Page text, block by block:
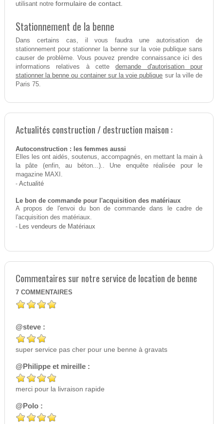
utilisant notre formulaire de contact.
Stationnement de la benne
Dans certains cas, il vous faudra une autorisation de
stationnement pour stationner la benne sur la voie publique sans
causer de problème. Vous pouvez prendre connaissance ici des
informations relatives à cettedemande d'autorisation pour
stationner la benne ou container sur la voie publique sur la ville de
Paris 75.
Actualités construction / destruction maison :
Autoconstruction : les femmes aussi
Elles les ont aidés, soutenus, accompagnés, en mettant la main à
la pâte (enfin, au béton...).. Une enquête réalisée pour le
magazine MAXI.
- Actualité
Le bon de commande pour l'acquisition des matériaux
A propos de l'envoi du bon de commande dans le cadre de
l'acquisition des matériaux.
- Les vendeurs de Matériaux
Commentaires sur notre service de location de benne
7 COMMENTAIRES
@steve :
super service pas cher pour une benne à gravats
@Philippe et mireille :
merci pour la livraison rapide
@Polo :